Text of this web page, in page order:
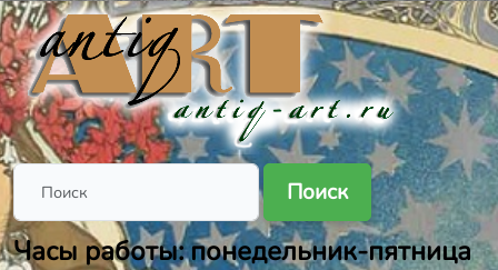
Поиск
Часы работы: понедельник-пятница